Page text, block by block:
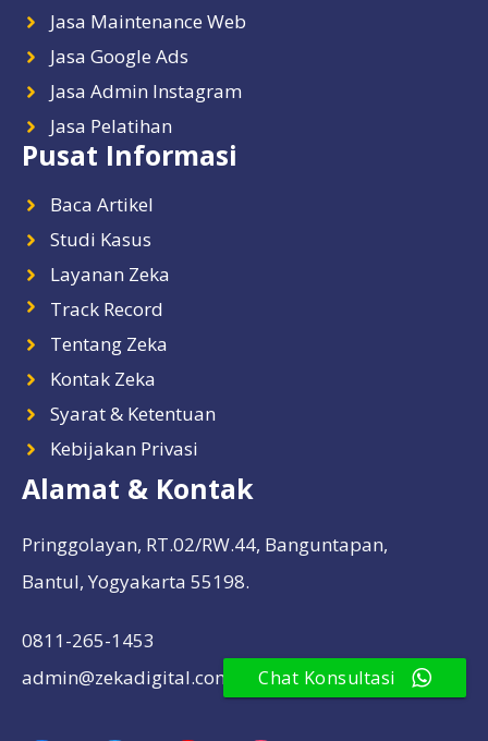
Jasa Maintenance Web
Jasa Google Ads
Jasa Admin Instagram
Jasa Pelatihan
Pusat Informasi
Baca Artikel
Studi Kasus
Layanan Zeka
Track Record
Tentang Zeka
Kontak Zeka
Syarat & Ketentuan
Kebijakan Privasi
Alamat & Kontak
Pringgolayan, RT.02/RW.44, Banguntapan,
Bantul, Yogyakarta 55198.
0811-265-1453
admin@zekadigital.com
Chat Konsultasi